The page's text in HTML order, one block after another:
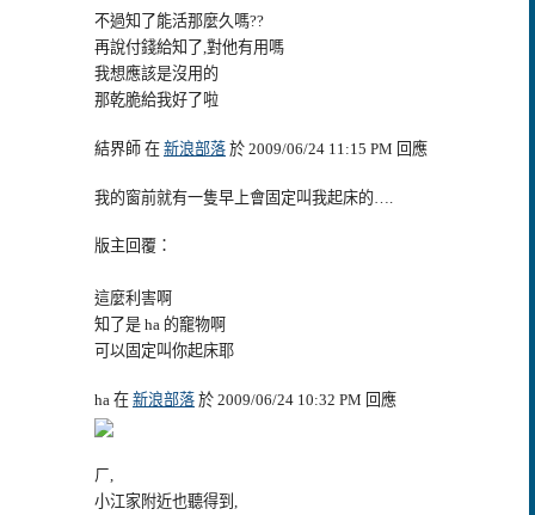
不過知了能活那麼久嗎??
再說付錢給知了,對他有用嗎
我想應該是沒用的
那乾脆給我好了啦
結界師 在 新浪部落 於 2009/06/24 11:15 PM 回應
我的窗前就有一隻早上會固定叫我起床的….
版主回覆：
這麼利害啊
知了是 ha 的竉物啊
可以固定叫你起床耶
ha 在 新浪部落 於 2009/06/24 10:32 PM 回應
ㄏ,
小江家附近也聽得到,